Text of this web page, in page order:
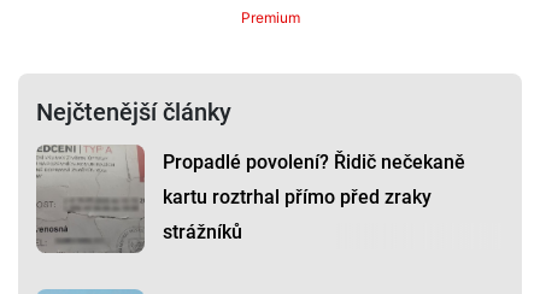
Premium
Nejčtenější články
Propadlé povolení? Řidič nečekaně
kartu roztrhal přímo před zraky
strážníků